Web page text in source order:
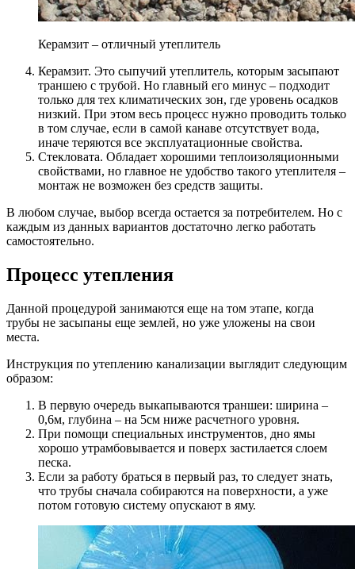
Керамзит – отличный утеплитель
Керамзит. Это сыпучий утеплитель, которым засыпают
траншею с трубой. Но главный его минус – подходит
только для тех климатических зон, где уровень осадков
низкий. При этом весь процесс нужно проводить только
в том случае, если в самой канаве отсутствует вода,
иначе теряются все эксплуатационные свойства.
Стекловата. Обладает хорошими теплоизоляционными
свойствами, но главное не удобство такого утеплителя –
монтаж не возможен без средств защиты.
В любом случае, выбор всегда остается за потребителем. Но с
каждым из данных вариантов достаточно легко работать
самостоятельно.
Процесс утепления
Данной процедурой занимаются еще на том этапе, когда
трубы не засыпаны еще землей, но уже уложены на свои
места.
Инструкция по утеплению канализации выглядит следующим
образом:
В первую очередь выкапываются траншеи: ширина –
0,6м, глубина – на 5см ниже расчетного уровня.
При помощи специальных инструментов, дно ямы
хорошо утрамбовывается и поверх застилается слоем
песка.
Если за работу браться в первый раз, то следует знать,
что трубы сначала собираются на поверхности, а уже
потом готовую систему опускают в яму.